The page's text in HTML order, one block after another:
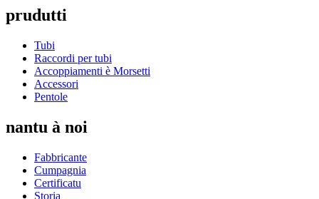
prudutti
Tubi
Raccordi per tubi
Accoppiamenti è Morsetti
Accessori
Pentole
nantu à noi
Fabbricante
Cumpagnia
Certificatu
Storia